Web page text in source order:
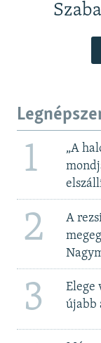
1
„A
2
A
3
Elege
újabb